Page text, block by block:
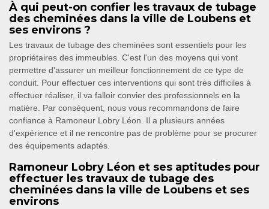
À qui peut-on confier les travaux de tubage
des cheminées dans la ville de Loubens et
ses environs ?
Les travaux de tubage des cheminées sont essentiels pour les
propriétaires des immeubles. C'est l'un des moyens qui vont
permettre d'assurer un meilleur fonctionnement de ce type de
conduit. Pour effectuer ces interventions qui sont très difficiles à
effectuer réaliser, il va falloir convier des professionnels en la
matière. Par conséquent, nous vous recommandons de faire
confiance à Ramoneur Lobry Léon. Il a plusieurs années
d'expérience et il ne rencontre pas de problème pour se procurer
des équipements adaptés.
Ramoneur Lobry Léon et ses aptitudes pour
effectuer les travaux de tubage des
cheminées dans la ville de Loubens et ses
environs